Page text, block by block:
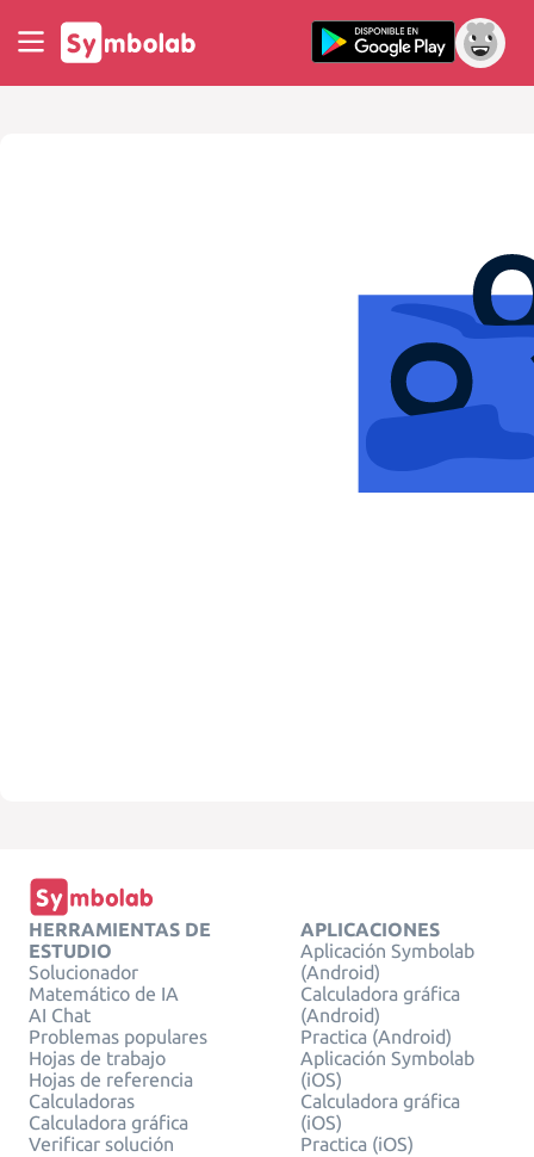
HERRAMIENTAS DE
ESTUDIO
Solucionador
Matemático de IA
AI Chat
Problemas populares
Hojas de trabajo
Hojas de referencia
Calculadoras
Calculadora gráfica
Verificar solución
APLICACIONES
Aplicación Symbolab
(Android)
Calculadora gráfica
(Android)
Practica (Android)
Aplicación Symbolab
(iOS)
Calculadora gráfica
(iOS)
Practica (iOS)